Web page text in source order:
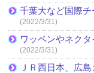
千葉大など国際
(2022/3/31)
ワッペンやネク
(2022/3/31)
ＪＲ西日本、広